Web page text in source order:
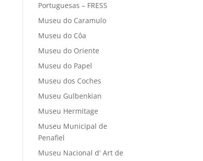
Portuguesas – FRESS
Museu do Caramulo
Museu do Côa
Museu do Oriente
Museu do Papel
Museu dos Coches
Museu Gulbenkian
Museu Hermitage
Museu Municipal de
Penafiel
Museu Nacional d' Art de